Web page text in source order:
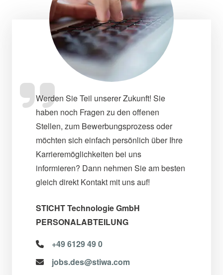
Werden Sie Teil unserer Zukunft! Sie
haben noch Fragen zu den offenen
Stellen, zum Bewerbungsprozess oder
möchten sich einfach persönlich über Ihre
Karrieremöglichkeiten bei uns
informieren? Dann nehmen Sie am besten
gleich direkt Kontakt mit uns auf!
STICHT Technologie GmbH
PERSONALABTEILUNG
+49 6129 49 0
jobs.des@stiwa.com